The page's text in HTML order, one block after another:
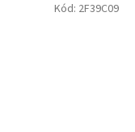
Kód: 2F39C09